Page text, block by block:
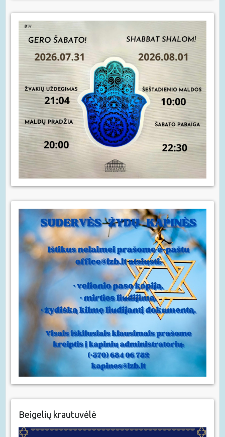
Beigelių krautuvėlė